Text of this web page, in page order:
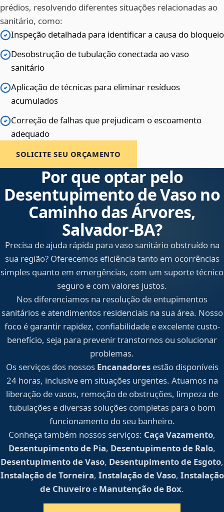
prédios, resolvendo diferentes situações relacionadas ao
sanitário, como:
Inspeção detalhada para identificar a causa do bloqueio
Desobstrução de tubulação conectada ao vaso
sanitário
Aplicação de técnicas para eliminar resíduos
acumulados
Correção de falhas que prejudicam o escoamento
adequado
SOLICITE SEU ORÇAMENTO
Por que optar pelo
Desentupimento de Vaso no
Caminho das Árvores,
Salvador‑BA?
Precisa de ajuda rápida para vaso sanitário obstruído na
sua região? Oferecemos eficiência tanto em ocorrências
simples quanto em emergências, com um suporte técnico
seguro e com valores justos.
Nos diferenciamos na resolução de entupimentos
sanitários e atendimentos residenciais na sua área. Nosso
foco é garantir rapidez, confiabilidade e excelente custo-
benefício, seja para prevenir transtornos ou solucionar
problemas.
Os serviços dos nossos Encanadoresestão disponíveis
24 horas, inclusive em situações urgentes. Atuamos na
liberação de vasos, remoção de obstruções, limpeza de
tubulações e diversas soluções completas para o bom
funcionamento do seu banheiro.
Conheça também nossos serviços: Caça Vazamento,
Desentupimento de Pia, Desentupimento de Ralo,
Desentupimento de Vaso, Desentupimento de Esgoto,
Instalação de Torneira, Instalação de Vaso, Instalação
de Chuveiro e Manutenção de Box.